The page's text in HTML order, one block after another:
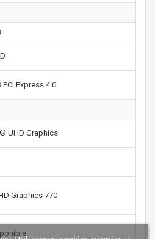
PCI Express 4.0
UHD Graphics
Graphics 770